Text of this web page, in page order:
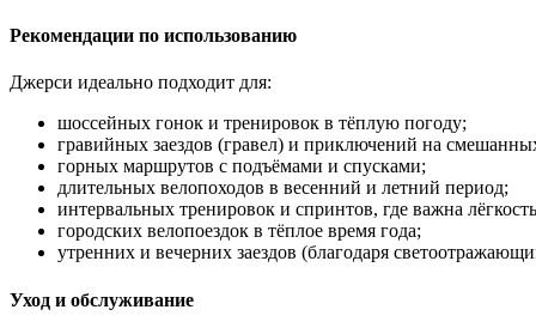
Рекомендации по использованию
Джерси идеально подходит для:
шоссейных гонок и тренировок в тёплую погоду;
гравийных заездов (гравел) и приключений на
горных маршрутов с подъёмами и спусками;
длительных велопоходов в весенний и летний период;
интервальных тренировок и спринтов, где важна лёгкость
городских велопоездок в тёплое время года;
утренних и вечерних заездов (благодаря
Уход и обслуживание